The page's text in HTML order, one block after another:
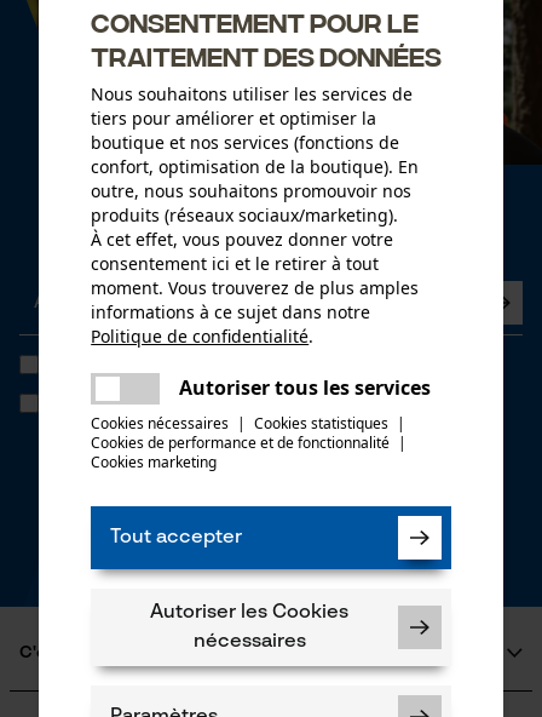
Newsletter
Abonnez-vous maintenant à la newsletter
Si vous acceptez le tracking personnalisé, nous pourrons vous faire
parvenir des offres promotionnelles personnalisées dans notre
newsletter. Vos coordonnées ne seront pas transmises à des tiers.
Vous pourrez retirer votre consentement à tout moment sur simple
* Champs obligatoires
*** Valable à partir d'un montant de 100,- €
C'est KOX
Qui sommes-nous?
Consentement pour le
traitement des données
Nous souhaitons utiliser les services de
tiers pour améliorer et optimiser la
boutique et nos services (fonctions de
confort, optimisation de la boutique). En
outre, nous souhaitons promouvoir nos
produits (réseaux sociaux/marketing).
À cet effet, vous pouvez donner votre
consentement ici et le retirer à tout
moment. Vous trouverez de plus amples
informations à ce sujet dans notre
Politique de confidentialité.
Autoriser tous les services
Cookies nécessaires | Cookies statistiques |
Cookies de performance et de fonctionnalité |
Cookies marketing
Tout accepter
Autoriser les Cookies
nécessaires
Une erreur s'est produite. Veuillez
essayer encore.
partager
partager
mail